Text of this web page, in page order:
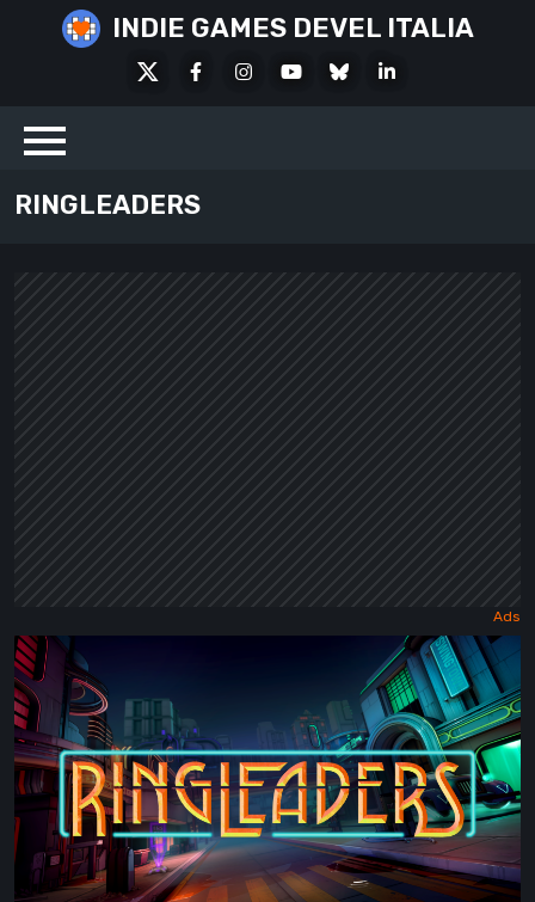
INDIE GAMES DEVEL ITALIA
FacebookInstagramYoutubeBlueskyLinkedIn
RINGLEADERS
Ringleaders
–
La
Demo